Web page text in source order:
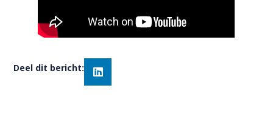
Deel dit bericht: